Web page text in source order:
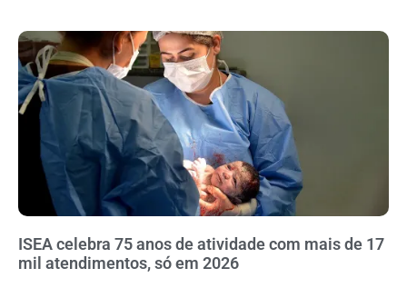
ISEA celebra 75 anos de atividade com mais de 17
mil atendimentos, só em 2026